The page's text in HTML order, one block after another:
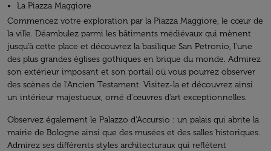
La Piazza Maggiore
Commencez votre exploration par la Piazza Maggiore, le cœur de
la ville. Déambulez parmi les bâtiments médiévaux qui mènent
jusqu’à cette place et découvrez la basilique San Petronio, l'une
des plus grandes églises gothiques en brique du monde. Admirez
son extérieur imposant et son portail où vous pourrez observer
des scènes de l’Ancien Testament. Visitez-la et découvrez ainsi
un intérieur majestueux, orné d'œuvres d'art exceptionnelles.
Observez également le Palazzo d'Accursio : un palais qui abrite la
mairie de Bologne ainsi que des musées et des salles historiques.
Admirez ses différents styles architecturaux qui reflètent